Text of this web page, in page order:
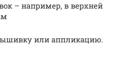
– например, в верхней
или аппликацию.